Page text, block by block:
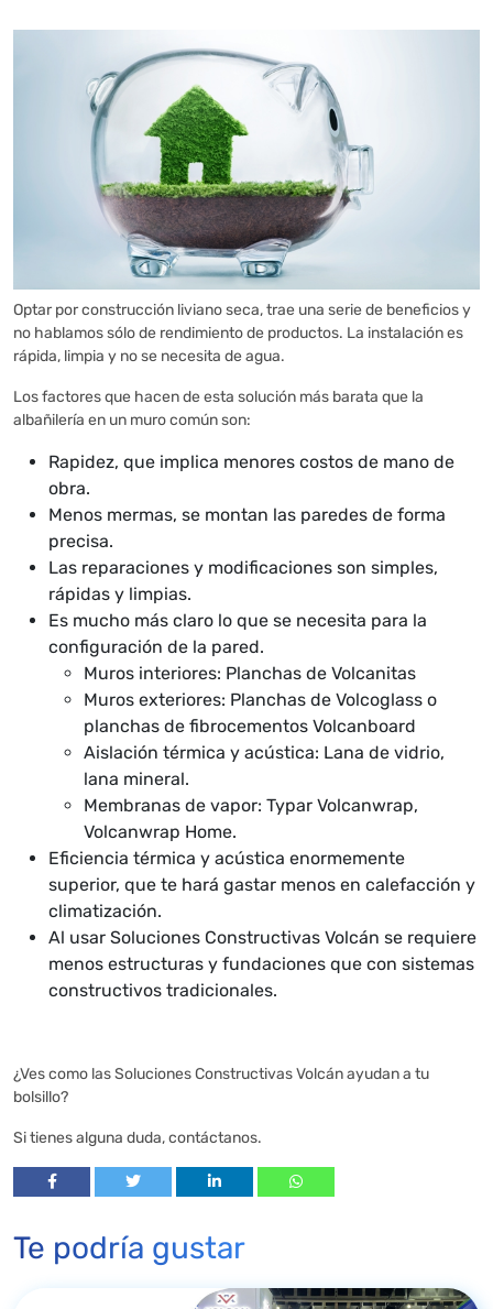
Optar por construcción liviano seca, trae una serie de beneficios y
no hablamos sólo de rendimiento de productos. La instalación es
rápida, limpia y no se necesita de agua.
Los factores que hacen de esta solución más barata que la
albañilería en un muro común son:
Rapidez, que implica menores costos de mano de
obra.
Menos mermas, se montan las paredes de forma
precisa.
Las reparaciones y modificaciones son simples,
rápidas y limpias.
Es mucho más claro lo que se necesita para la
configuración de la pared.
Muros interiores: Planchas de Volcanitas
Muros exteriores: Planchas de Volcoglass o
planchas de fibrocementos Volcanboard
Aislación térmica y acústica: Lana de vidrio,
lana mineral.
Membranas de vapor: Typar Volcanwrap,
Volcanwrap Home.
Eficiencia térmica y acústica enormemente
superior, que te hará gastar menos en calefacción y
climatización.
Al usar Soluciones Constructivas Volcán se requiere
menos estructuras y fundaciones que con sistemas
constructivos tradicionales.
¿Ves como las Soluciones Constructivas Volcán ayudan a tu
bolsillo?
Si tienes alguna duda, contáctanos.
Te podría gustar